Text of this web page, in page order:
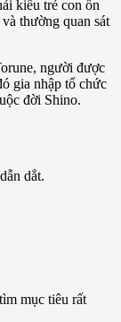
kiểu trẻ con ồn
thường quan sát
người được
gia nhập tổ chức
đời Shino.
dắt.
mục tiêu rất